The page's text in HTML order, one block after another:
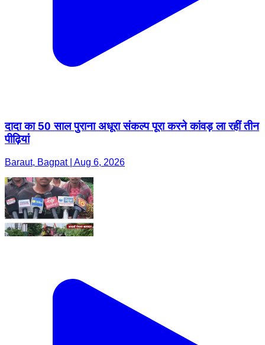
दादा का 50 साल पुराना अधूरा संकल्प पूरा करने कांवड़ ला रहीं तीन
पीढ़ियां
Baraut, Bagpat | Aug 6, 2026